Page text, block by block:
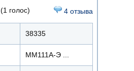
(1 голос) 4 отзыва
38335
ММ111А-Э ...